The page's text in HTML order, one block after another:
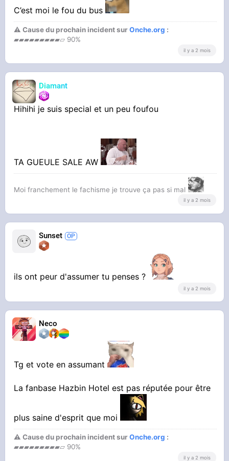
C’est moi le fou du bus
⚠ Cause du prochain incident surOnche.org :
▰▰▰▰▰▰▰▰▰▱ 90%
il y a 2 mois
Diamant
Hihihi je suis special et un peu foufou
TA GUEULE SALE AW
Moi franchement le fachisme je trouve ça pas si mal
il y a 2 mois
Sunset
ils ont peur d'assumer tu penses ?
il y a 2 mois
Neco
Tg et vote en assumant
La fanbase Hazbin Hotel est pas réputée pour être
plus saine d'esprit que moi
⚠ Cause du prochain incident surOnche.org :
▰▰▰▰▰▰▰▰▰▱ 90%
il y a 2 mois